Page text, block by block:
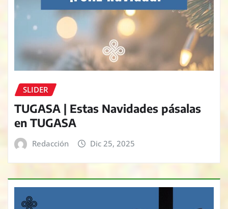
SLIDER
TUGASA | Estas Navidades pásalas
en TUGASA
Redacción Dic 25, 2025